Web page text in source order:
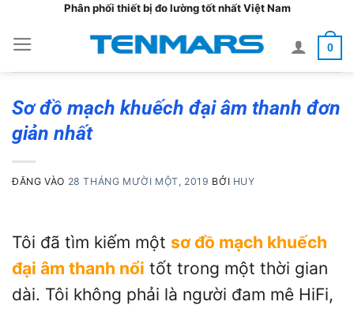
nội
dung
Phân phối thiết bị đo lường tốt nhất Việt Nam
0
Sơ đồ mạch khuếch đại âm thanh đơn
giản nhất
ĐĂNG VÀO 28 THÁNG MƯỜI MỘT, 2019 BỞI HUY
Tôi đã tìm kiếm một sơ đồ mạch khuếch
đại âm thanh nổi tốt trong một thời gian
dài. Tôi không phải là người đam mê HiFi,